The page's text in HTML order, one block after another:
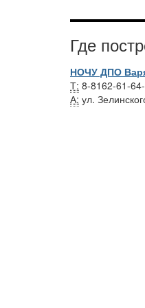
Где
НОЧУ ДПО
Т: 8-8162-61-
А: ул.